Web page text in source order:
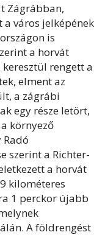
Zágrábban,
város jelképének
is
a horvát
rengett a
elment az
a zágrábi
egy része letört,
környező
Radó
szerint a Richter-
a horvát
kilométeres
1 perckor újabb
A földrengést